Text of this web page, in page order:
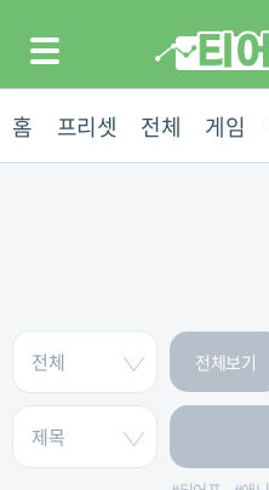
홈 프리셋 전체 게임
전체보기